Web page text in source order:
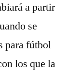
a partir
se
para fútbol
los que la